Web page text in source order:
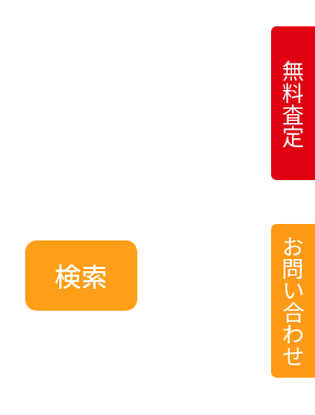
無
料
査
お
問
い
合
わ
せ